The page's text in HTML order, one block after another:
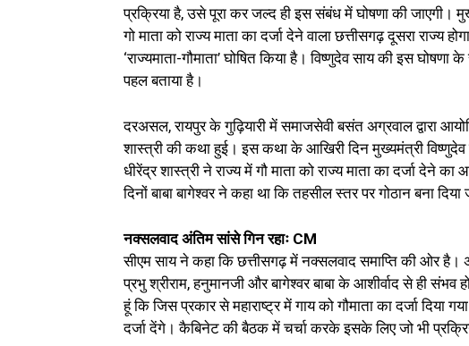
प्रक्रिया है, उसे पूरा कर जल्द ही इस संबंध में घोषणा की जाएगी।
गो माता को राज्य माता का दर्जा देने वाला छत्तीसगढ़ दूसरा राज्य
‘राज्यमाता-गौमाता’ घोषित किया है। विष्णुदेव साय की इस
पहल बताया है।
दरअसल, रायपुर के गुढ़ियारी में समाजसेवी बसंत अग्रवाल द्वारा
शास्त्री की कथा हुई। इस कथा के आखिरी दिन मुख्यमंत्री
धीरेंद्र शास्त्री ने राज्य में गौ माता को राज्य माता का दर्जा देने
दिनों बाबा बागेश्वर ने कहा था कि तहसील स्तर पर गोठान बना
नक्सलवाद अंतिम सांसे गिन रहाः CM
सीएम साय ने कहा कि छत्तीसगढ़ में नक्सलवाद समाप्ति की ओर
प्रभु श्रीराम, हनुमानजी और बागेश्वर बाबा के आशीर्वाद से ही संभव
हूं कि जिस प्रकार से महाराष्ट्र में गाय को गौमाता का दर्जा दिया
दर्जा देंगे। कैबिनेट की बैठक में चर्चा करके इसके लिए जो भी